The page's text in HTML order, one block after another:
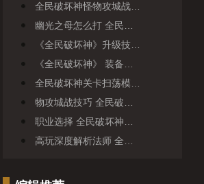
全民破坏神怪物攻城战…
幽光之母怎么打 全民…
《全民破坏神》升级技…
《全民破坏神》 装备…
全民破坏神关卡扫荡模…
物攻城战技巧 全民破…
职业选择 全民破坏神…
高玩深度解析法师 全…